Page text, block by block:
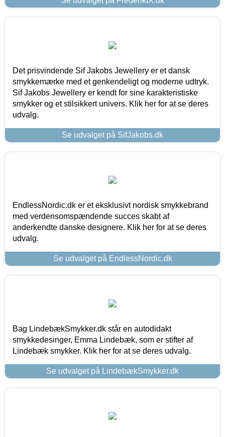
Det prisvindende Sif Jakobs Jewellery er et dansk
smykkemærke med et genkendeligt og moderne udtryk.
Sif Jakobs Jewellery er kendt for sine karakteristiske
smykker og et stilsikkert univers. Klik her for at se deres
udvalg.
Se udvalget på SifJakobs.dk
EndlessNordic.dk er et eksklusivt nordisk smykkebrand
med verdensomspændende succes skabt af
anderkendte danske designere. Klik her for at se deres
udvalg.
Se udvalget på EndlessNordic.dk
Bag LindebækSmykker.dk står en autodidakt
smykkedesinger, Emma Lindebæk, som er stifter af
Lindebæk smykker. Klik her for at se deres udvalg.
Se udvalget på LindebækSmykker.dk